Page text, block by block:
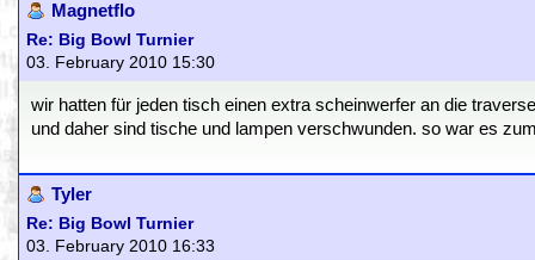
Magnetflo
Re: Big Bowl Turnier
03. February 2010 15:30
wir hatten für jeden tisch einen extra scheinwerfer an die
und daher sind tische und lampen verschwunden. so war es
Tyler
Re: Big Bowl Turnier
03. February 2010 16:33